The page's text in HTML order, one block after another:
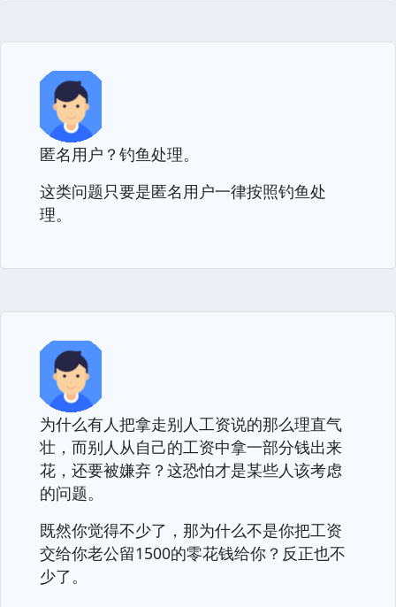
匿名用户？钓鱼处理。
这类问题只要是匿名用户一律按照钓鱼处
理。
为什么有人把拿走别人工资说的那么理直气
壮，而别人从自己的工资中拿一部分钱出来
花，还要被嫌弃？这恐怕才是某些人该考虑
的问题。
既然你觉得不少了，那为什么不是你把工资
交给你老公留1500的零花钱给你？反正也不
少了。